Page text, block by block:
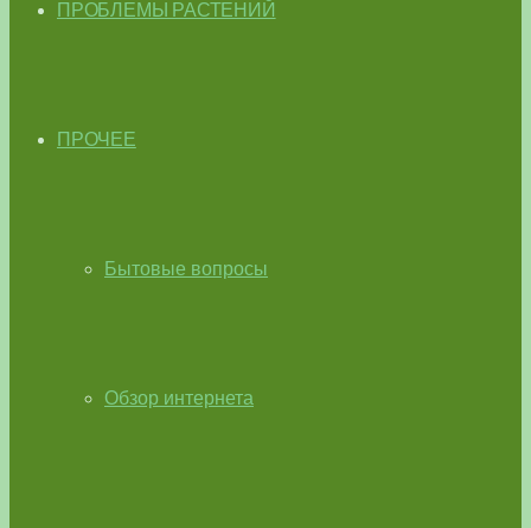
ПРОБЛЕМЫ РАСТЕНИЙ
ПРОЧЕЕ
Бытовые вопросы
Обзор интернета